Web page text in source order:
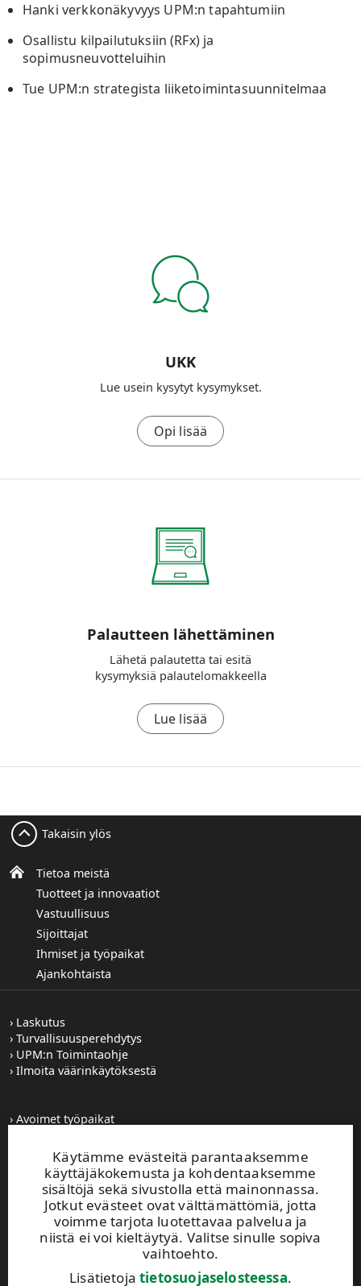
Hanki verkkonäkyvyys UPM:n tapahtumiin
Osallistu kilpailutuksiin (RFx) ja
sopimusneuvotteluihin
Tue UPM:n strategista liiketoimintasuunnitelmaa
UKK
Lue usein kysytyt kysymykset.
Opi lisää
Palautteen lähettäminen
Lähetä palautetta tai esitä
kysymyksiä palautelomakkeella
Lue lisää
Käytämme evästeitä parantaaksemme
käyttäjäkokemusta ja kohdentaaksemme
sisältöjä sekä sivustolla että mainonnassa.
Jotkut evästeet ovat välttämättömiä, jotta
voimme tarjota luotettavaa palvelua ja
niistä ei voi kieltäytyä. Valitse sinulle sopiva
vaihtoehto.
Lisätietojatietosuojaselosteessa.
Tietoa meistä
Tuotteet ja innovaatiot
Vastuullisuus
Sijoittajat
Ihmiset ja työpaikat
Ajankohtaista
Takaisin ylös
Laskutus
Turvallisuusperehdytys
UPM:n Toimintaohje
Ilmoita väärinkäytöksestä
Avoimet työpaikat
Tilaa tiedotteet
Toiminta-alueemme
UPM Vaihde
0204 15 111
Tämä sivusto on suojattu reCAPTCHA-palvelun
käyttöehdot